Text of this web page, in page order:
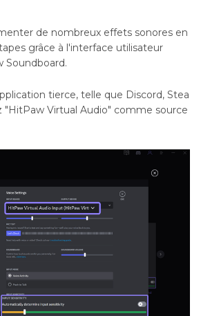
de nombreux effets sonores en
grâce à l'interface utilisateur
Soundboard.
tierce, telle que Discord, Stea
"HitPaw Virtual Audio" comme source